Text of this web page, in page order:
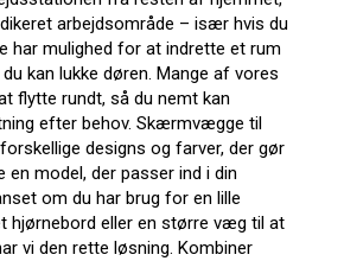
arbejdsområde – især hvis du
har mulighed for at indrette et rum
kan lukke døren. Mange af vores
flytte rundt, så du nemt kan
efter behov. Skærmvægge til
designs og farver, der gør
en model, der passer ind i din
om du har brug for en lille
hjørnebord eller en større væg til at
vi den rette løsning. Kombiner